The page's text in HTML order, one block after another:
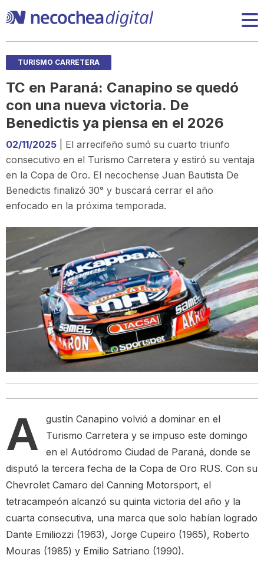
TURISMO CARRETERA
TC en Paraná: Canapino se quedó
con una nueva victoria. De
Benedictis ya piensa en el 2026
02/11/2025 | El arrecifeño sumó su cuarto triunfo
consecutivo en el Turismo Carretera y estiró su ventaja
en la Copa de Oro. El necochense Juan Bautista De
Benedictis finalizó 30° y buscará cerrar el año
enfocado en la próxima temporada.
A
gustín Canapino volvió a dominar en el
Turismo Carretera y se impuso este domingo
en el Autódromo Ciudad de Paraná, donde se
disputó la tercera fecha de la Copa de Oro RUS. Con su
Chevrolet Camaro del Canning Motorsport, el
tetracampeón alcanzó su quinta victoria del año y la
cuarta consecutiva, una marca que solo habían logrado
Dante Emiliozzi (1963), Jorge Cupeiro (1965), Roberto
Mouras (1985) y Emilio Satriano (1990).